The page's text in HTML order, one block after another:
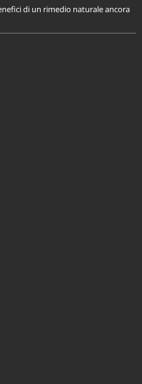
di un rimedio naturale ancora